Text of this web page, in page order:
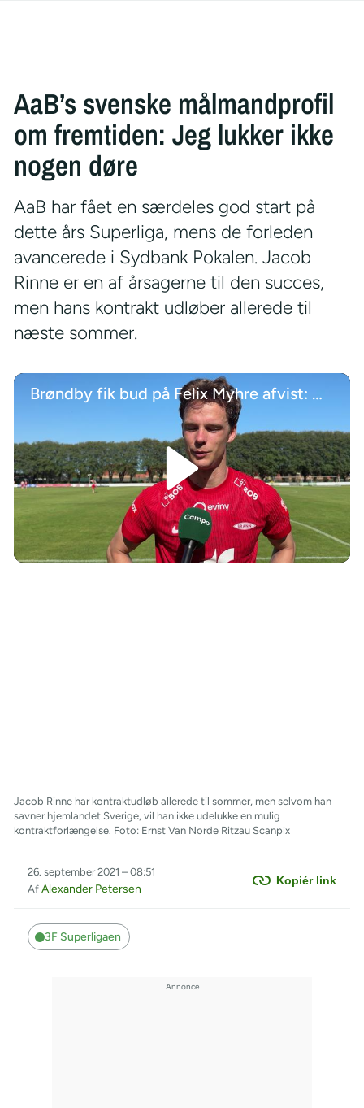
AaB’s svenske målmandprofil
om fremtiden: Jeg lukker ikke
nogen døre
AaB har fået en særdeles god start på
dette års Superliga, mens de forleden
avancerede i Sydbank Pokalen. Jacob
Rinne er en af årsagerne til den succes,
men hans kontrakt udløber allerede til
næste sommer.
Brøndby fik bud på Felix Myhre afvist: Måtte jeg acceptere
/
Jacob Rinne har kontraktudløb allerede til sommer, men selvom han
savner hjemlandet Sverige, vil han ikke udelukke en mulig
kontraktforlængelse. Foto: Ernst Van Norde Ritzau Scanpix
Kopiér link
26. september 2021 – 08:51
Af Alexander Petersen
3F Superligaen